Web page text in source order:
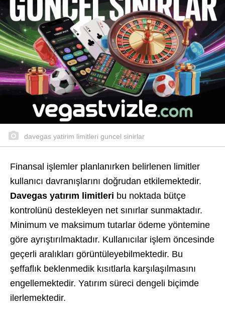
davegas yatirim limitleri guncel sinirlar
Finansal işlemler planlanırken belirlenen limitler
kullanıcı davranışlarını doğrudan etkilemektedir.
Davegas yatırım limitleri bu noktada bütçe
kontrolünü destekleyen net sınırlar sunmaktadır.
Minimum ve maksimum tutarlar ödeme yöntemine
göre ayrıştırılmaktadır. Kullanıcılar işlem öncesinde
geçerli aralıkları görüntüleyebilmektedir. Bu
şeffaflık beklenmedik kısıtlarla karşılaşılmasını
engellemektedir. Yatırım süreci dengeli biçimde
ilerlemektedir.